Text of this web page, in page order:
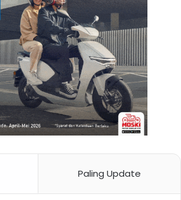
Paling Update